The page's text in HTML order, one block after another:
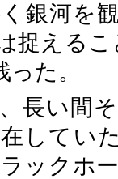
銀河を
捉える
た。
長い間
してい
ックホ